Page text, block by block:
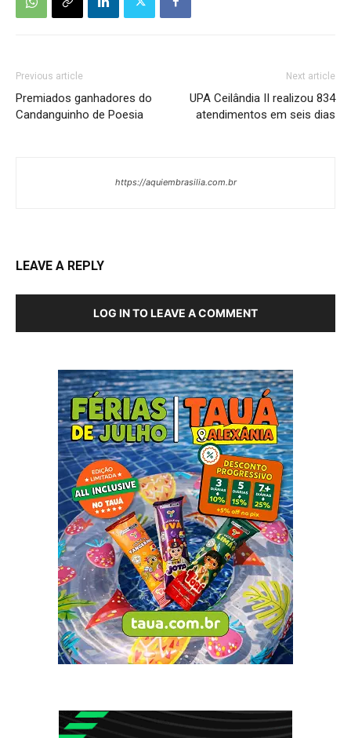
Previous article
Premiados ganhadores do
Candanguinho de Poesia
Next article
UPA Ceilândia II realizou 834
atendimentos em seis dias
https://aquiembrasilia.com.br
LEAVE A REPLY
LOG IN TO LEAVE A COMMENT